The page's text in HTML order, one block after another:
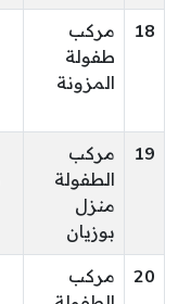
18
مركب
طفولة
المزونة
19
مركب
الطفولة
منزل
بوزيان
20
مركب